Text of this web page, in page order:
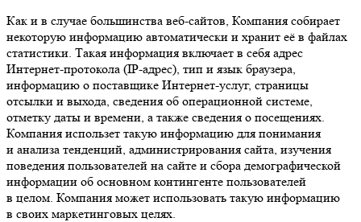
Как и в случае большинства веб-сайтов, Компания собирает
некоторую информацию автоматически и хранит её в файлах
статистики. Такая информация включает в себя адрес
Интернет-протокола (IP-адрес), тип и язык браузера,
информацию о поставщике Интернет-услуг, страницы
отсылки и выхода, сведения об операционной системе,
отметку даты и времени, а также сведения о посещениях.
Компания использет такую информацию для понимания
и анализа тенденций, администрирования сайта, изучения
поведения пользователей на сайте и сбора демографической
информации об основном контингенте пользователей
в целом. Компания может использовать такую информацию
в своих маркетинговых целях.